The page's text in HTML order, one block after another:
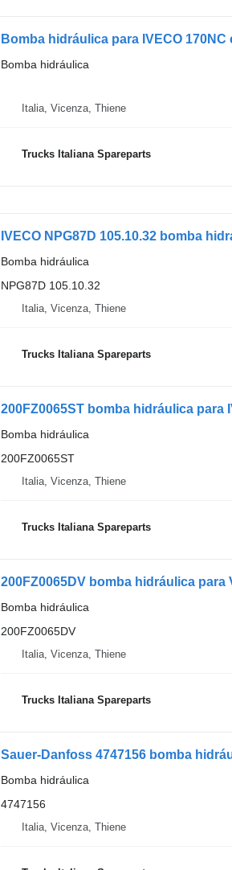
Bomba hidráulica para IVECO 170NC
Bomba hidráulica
Italia, Vicenza, Thiene
Trucks Italiana Spareparts
IVECO NPG87D 105.10.32 bomba
Bomba hidráulica
NPG87D 105.10.32
Italia, Vicenza, Thiene
Trucks Italiana Spareparts
200FZ0065ST bomba hidráulica para
Bomba hidráulica
200FZ0065ST
Italia, Vicenza, Thiene
Trucks Italiana Spareparts
200FZ0065DV bomba hidráulica para
Bomba hidráulica
200FZ0065DV
Italia, Vicenza, Thiene
Trucks Italiana Spareparts
Sauer-Danfoss 4747156 bomba
Bomba hidráulica
4747156
Italia, Vicenza, Thiene